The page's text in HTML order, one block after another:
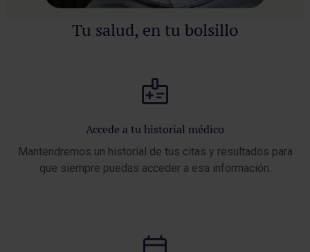
Tu salud, en tu bolsillo
Accede a tu historial médico
Mantendremos un historial de tus citas y resultados para
que siempre puedas acceder a esa información.